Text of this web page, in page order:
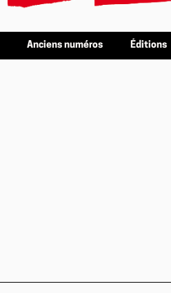
Anciens numéros Éditions